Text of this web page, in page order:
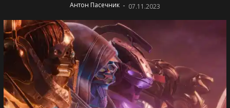
Антон Пасечник - 07.11.2023